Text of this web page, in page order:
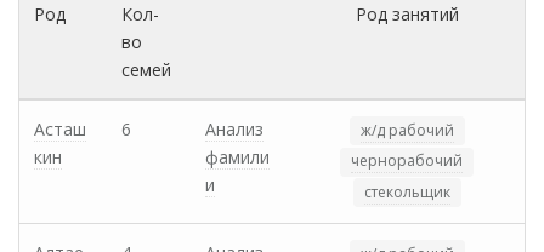
Род
Кол-
во
семей
Род занятий
Асташ
кин
6
Анализ
фамили
и
ж/д рабочий
чернорабочий
стекольщик